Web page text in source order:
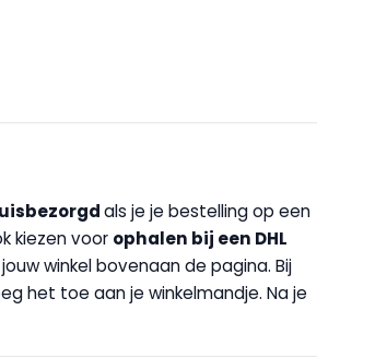
als je je bestelling op een
kiezen voor ophalen bij een DHL
winkel bovenaan de pagina. Bij
het toe aan je winkelmandje. Na je